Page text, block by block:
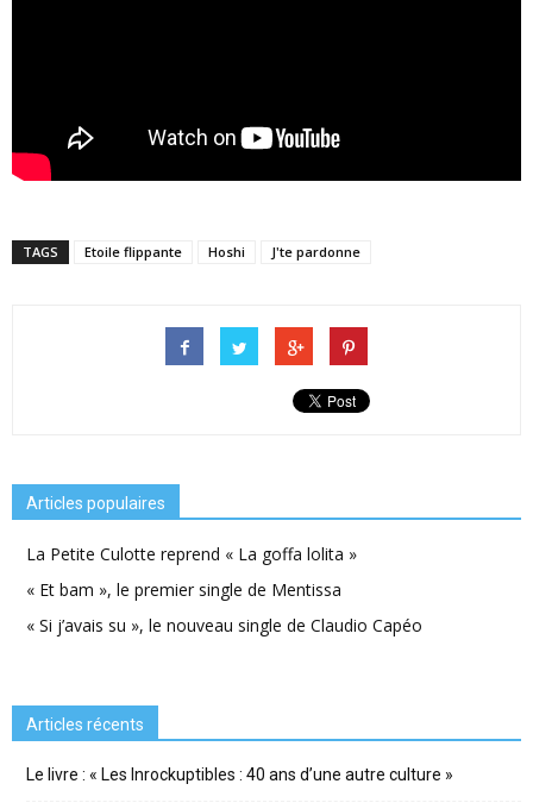
TAGS Etoile flippante Hoshi J'te pardonne
Articles populaires
La Petite Culotte reprend « La goffa lolita »
« Et bam », le premier single de Mentissa
« Si j’avais su », le nouveau single de Claudio Capéo
Articles récents
Le livre : « Les Inrockuptibles : 40 ans d’une autre culture »